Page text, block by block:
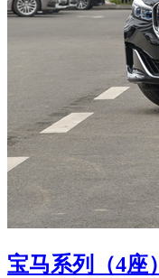
宝马系列（4座）